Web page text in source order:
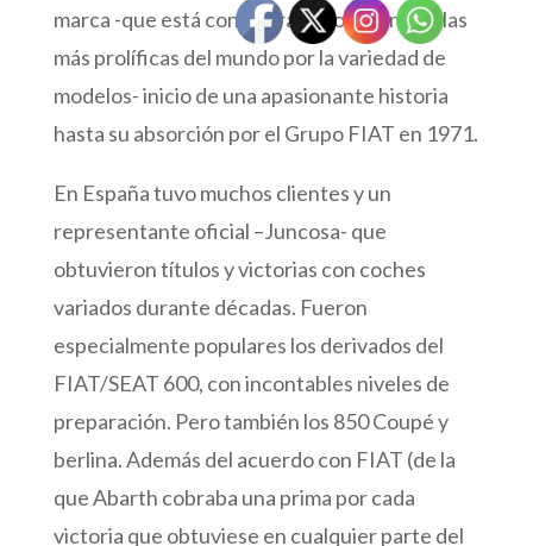
marca -que está considerada como una de las
más prolíficas del mundo por la variedad de
modelos- inicio de una apasionante historia
hasta su absorción por el Grupo FIAT en 1971.
En España tuvo muchos clientes y un
representante oficial –Juncosa- que
obtuvieron títulos y victorias con coches
variados durante décadas. Fueron
especialmente populares los derivados del
FIAT/SEAT 600, con incontables niveles de
preparación. Pero también los 850 Coupé y
berlina. Además del acuerdo con FIAT (de la
que Abarth cobraba una prima por cada
victoria que obtuviese en cualquier parte del